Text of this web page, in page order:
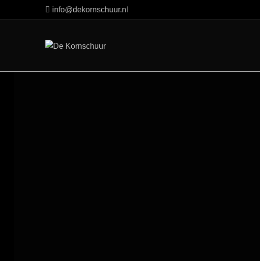
to
info@dekornschuur.nl